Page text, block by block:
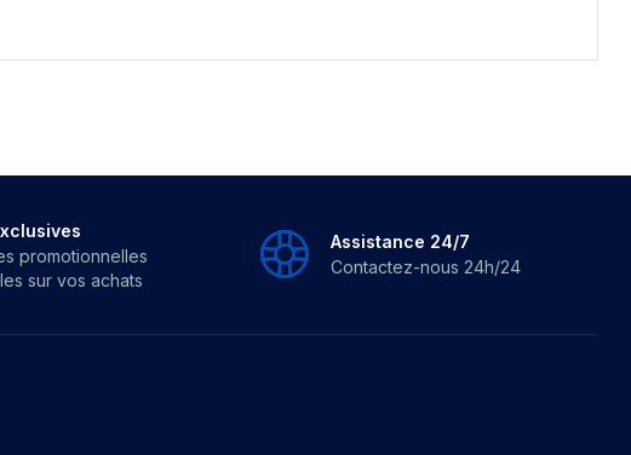
promotionnelles
sur vos achats
Assistance 24/7
Contactez-nous 24h/24